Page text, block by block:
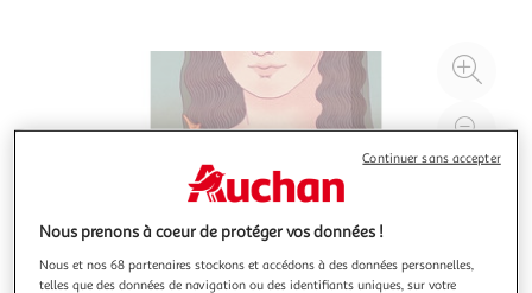
à
Nous prenons à coeur de protéger vos données !
Nous et nos 68 partenaires stockons et accédons à des données personnelles,
telles que des données de navigation ou des identifiants uniques, sur votre
Continuer sans accepter